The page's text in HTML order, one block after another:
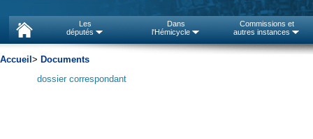
Les
députés
Dans
l'Hémicycle
Commissions et
autres instances
Accueil > Documents
dossier correspondant